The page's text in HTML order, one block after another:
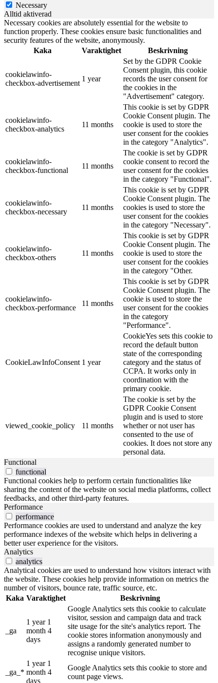
Necessary
Alltid aktiverad
Necessary cookies are absolutely essential for the website to
function properly. These cookies ensure basic functionalities and
security features of the website, anonymously.
Kaka
Varaktighet Beskrivning
cookielawinfo-
checkbox-advertisement
1 year
Set by the GDPR Cookie
Consent plugin, this cookie
records the user consent for
the cookies in the
"Advertisement" category.
cookielawinfo-
checkbox-analytics
11 months
This cookie is set by GDPR
Cookie Consent plugin. The
cookie is used to store the
user consent for the cookies
in the category "Analytics".
cookielawinfo-
checkbox-functional
11 months
The cookie is set by GDPR
cookie consent to record the
user consent for the cookies
in the category "Functional".
cookielawinfo-
checkbox-necessary
11 months
This cookie is set by GDPR
Cookie Consent plugin. The
cookies is used to store the
user consent for the cookies
in the category "Necessary".
cookielawinfo-
checkbox-others
11 months
This cookie is set by GDPR
Cookie Consent plugin. The
cookie is used to store the
user consent for the cookies
in the category "Other.
cookielawinfo-
checkbox-performance
11 months
This cookie is set by GDPR
Cookie Consent plugin. The
cookie is used to store the
user consent for the cookies
in the category
"Performance".
CookieLawInfoConsent 1 year
CookieYes sets this cookie to
record the default button
state of the corresponding
category and the status of
CCPA. It works only in
coordination with the
primary cookie.
viewed_cookie_policy 11 months
The cookie is set by the
GDPR Cookie Consent
plugin and is used to store
whether or not user has
consented to the use of
cookies. It does not store any
personal data.
Functional
functional
Functional cookies help to perform certain functionalities like
sharing the content of the website on social media platforms, collect
feedbacks, and other third-party features.
Performance
performance
Performance cookies are used to understand and analyze the key
performance indexes of the website which helps in delivering a
better user experience for the visitors.
Analytics
analytics
Analytical cookies are used to understand how visitors interact with
the website. These cookies help provide information on metrics the
number of visitors, bounce rate, traffic source, etc.
Kaka Varaktighet Beskrivning
_ga
1 year 1
month 4
days
Google Analytics sets this cookie to calculate
visitor, session and campaign data and track
site usage for the site's analytics report. The
cookie stores information anonymously and
assigns a randomly generated number to
recognise unique visitors.
_ga_*
1 year 1
month 4
days
Google Analytics sets this cookie to store and
count page views.